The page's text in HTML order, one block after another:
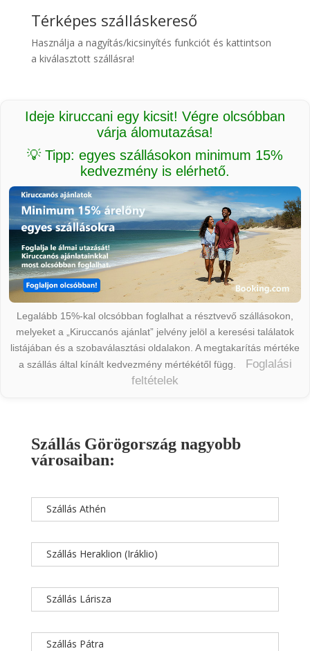
Térképes szálláskereső
Használja a nagyítás/kicsinyítés funkciót és kattintson
a kiválasztott szállásra!
Ideje kiruccani egy kicsit! Végre olcsóbban
várja álomutazása!
💡 Tipp: egyes szállásokon minimum 15%
kedvezmény is elérhető.
Legalább 15%-kal olcsóbban foglalhat a résztvevő szállásokon,
melyeket a „Kiruccanós ajánlat” jelvény jelöl a keresési találatok
listájában és a szobaválasztási oldalakon. A megtakarítás mértéke
a szállás által kínált kedvezmény mértékétől függ.
Foglalási
feltételek
Szállás Görögország nagyobb
városaiban:
Szállás Athén
Szállás Heraklion (Iráklio)
Szállás Lárisza
Szállás Pátra